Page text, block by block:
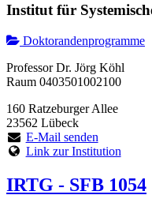
Institut für
Doktorandenprogramme
Professor Dr. Jörg Köhl
Raum 0403501002100
160 Ratzeburger Allee
23562 Lübeck
E-Mail senden
Link zur Institution
IRTG - SFB 1054